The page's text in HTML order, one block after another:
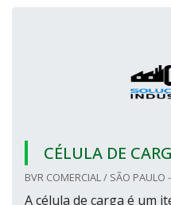
CÉLULA DE
BVR COMERCIAL / SÃO PAULO
A célula de carga é um